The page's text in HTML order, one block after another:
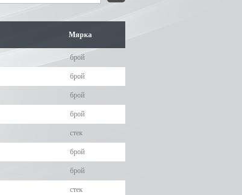
Мярка
брой
брой
брой
брой
стек
брой
брой
стек